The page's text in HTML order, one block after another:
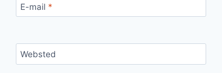
E-mail *
Websted